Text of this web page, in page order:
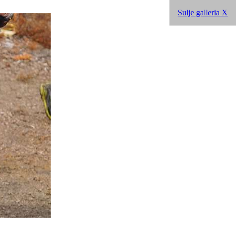
Sulje galleria X